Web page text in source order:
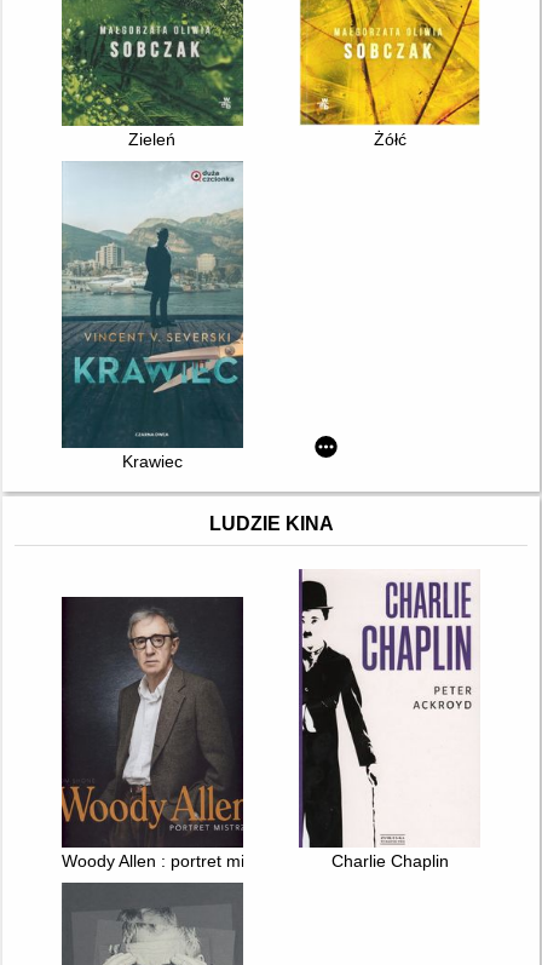
Zieleń Żółć
Krawiec
LUDZIE KINA
Woody Allen : portret mistrza Charlie Chaplin